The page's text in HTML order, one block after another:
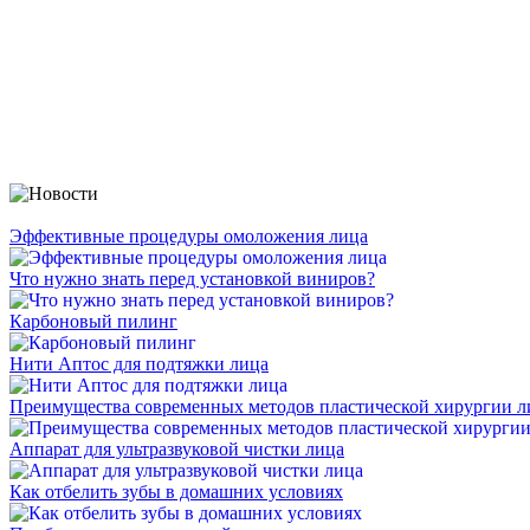
Эффективные процедуры омоложения лица
Что нужно знать перед установкой виниров?
Карбоновый пилинг
Нити Аптос для подтяжки лица
Преимущества современных методов пластической хирургии
Аппарат для ультразвуковой чистки лица
Как отбелить зубы в домашних условиях